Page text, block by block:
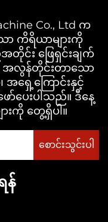
Co., Ltd က
ကိရိယာများကို
င်း ဖြေရှင်းချက်
အလွန်တိုင်းတာသော
ရှေ့ကြောင်းနှင့်
ေးပါသည်။ ဒီနေ့
းကို တွေ့ရှိပါ။